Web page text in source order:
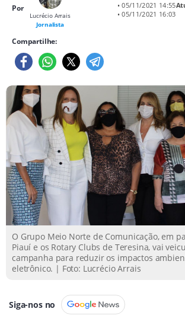
Por
Lucrécio Arrais
Jornalista
• 05/11/2021 14:55
• 05/11/2021 16:03
Compartilhe:
O Grupo Meio Norte de Comunicação, em
Piauí e os Rotary Clubs de Teresina, vai
campanha para reduzir os impactos
eletrônico. | Foto: Lucrécio Arrais
Siga-nos no